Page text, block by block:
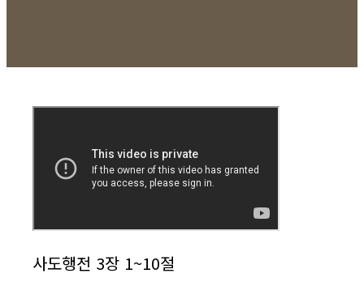
사도행전 3장 1~10절